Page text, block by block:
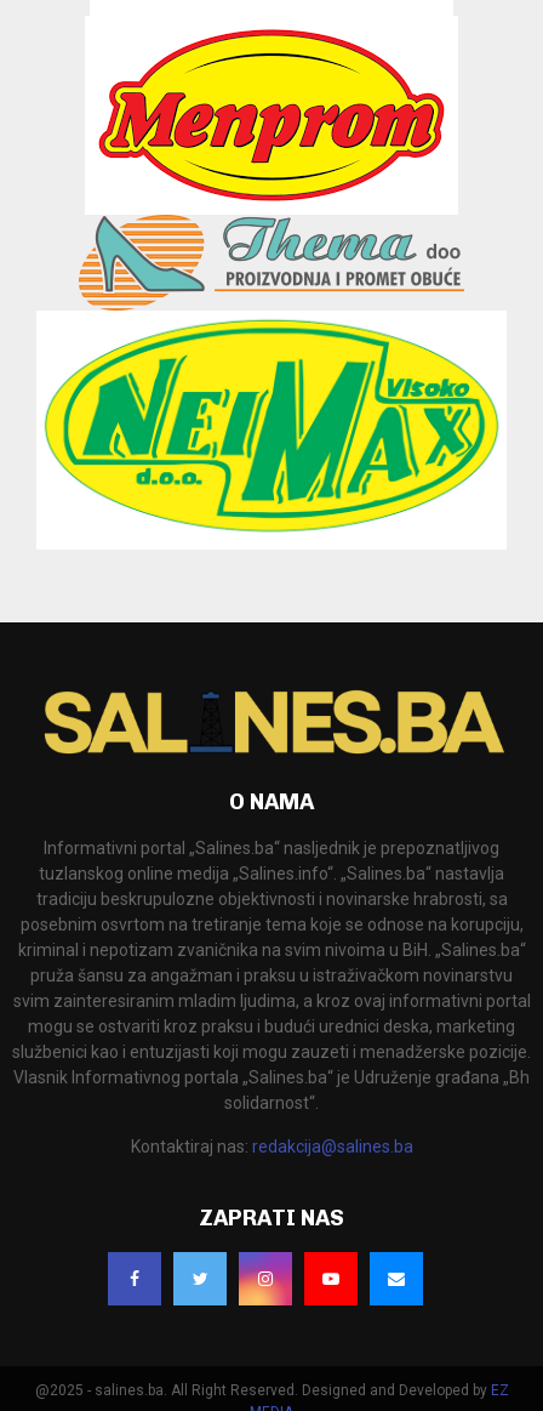
O NAMA
Informativni portal „Salines.ba“ nasljednik je prepoznatljivog
tuzlanskog online medija „Salines.info“. „Salines.ba“ nastavlja
tradiciju beskrupulozne objektivnosti i novinarske hrabrosti, sa
posebnim osvrtom na tretiranje tema koje se odnose na korupciju,
kriminal i nepotizam zvaničnika na svim nivoima u BiH. „Salines.ba“
pruža šansu za angažman i praksu u istraživačkom novinarstvu
svim zainteresiranim mladim ljudima, a kroz ovaj informativni portal
mogu se ostvariti kroz praksu i budući urednici deska, marketing
službenici kao i entuzijasti koji mogu zauzeti i menadžerske pozicije.
Vlasnik Informativnog portala „Salines.ba“ je Udruženje građana „Bh
solidarnost“.
Kontaktiraj nas: redakcija@salines.ba
ZAPRATI NAS
@2025 - salines.ba. All Right Reserved. Designed and Developed by EZ